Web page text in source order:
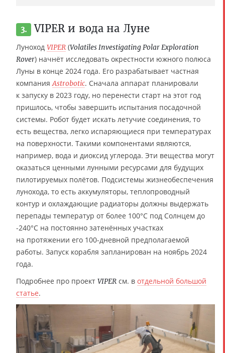
3. VIPER и вода на Луне
Луноход VIPER (Volatiles Investigating Polar Exploration
Rover) начнёт исследовать окрестности южного полюса
Луны в конце 2024 года. Его разрабатывает частная
компания Astrobotic. Сначала аппарат планировали
к запуску в 2023 году, но перенести старт на этот год
пришлось, чтобы завершить испытания посадочной
системы. Робот будет искать летучие соединения, то
есть вещества, легко испаряющиеся при температурах
на поверхности. Такими компонентами являются,
например, вода и диоксид углерода. Эти вещества могут
оказаться ценными лунными ресурсами для будущих
пилотируемых полётов. Подсистемы жизнеобеспечения
лунохода, то есть аккумуляторы, теплопроводный
контур и охлаждающие радиаторы должны выдержать
перепады температур от более 100°C под Солнцем до
-240°C на постоянно затенённых участках
на протяжении его 100-дневной предполагаемой
работы. Запуск корабля запланирован на ноябрь 2024
года.
Подробнее про проект VIPER см. в отдельной большой
статье.